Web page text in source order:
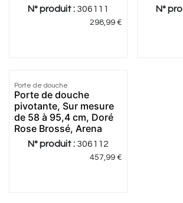
N° produit : 306111
298,99€
N°
Meilleur
prix
Porte de douche
Porte de douche
pivotante, Sur mesure
de 58 à 95,4 cm, Doré
Rose Brossé, Arena
N° produit : 306112
457,99€